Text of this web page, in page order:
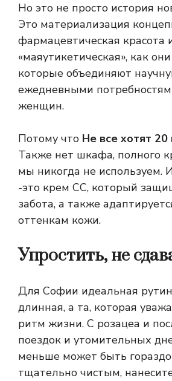
Но это не просто история
Это материализация
фармацевтическая красота
«маяутикетическая», как
которые объединяют
ежедневными
женщин.
Потому что Не все хотят 20
Также нет шкафа, полного
мы никогда не используем.
-это крем CC, который
забота, а также
оттенкам кожи.
Упростить, не
Для Софии идеальная
длинная, а та, которая
ритм жизни. С розацеа и
поездок и утомительных
меньше может быть
тщательно чистым,